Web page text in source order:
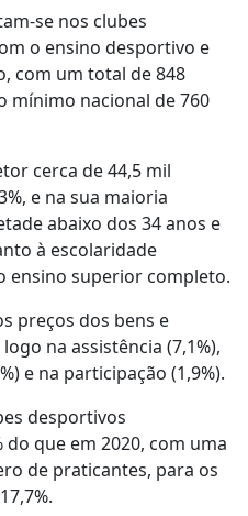
se nos clubes
o ensino desportivo e
com um total de 848
mínimo nacional de 760
cerca de 44,5 mil
e na sua maioria
abaixo dos 34 anos e
à escolaridade
ensino superior completo.
preços dos bens e
na assistência (7,1%),
e na participação (1,9%).
desportivos
que em 2020, com uma
de praticantes, para os